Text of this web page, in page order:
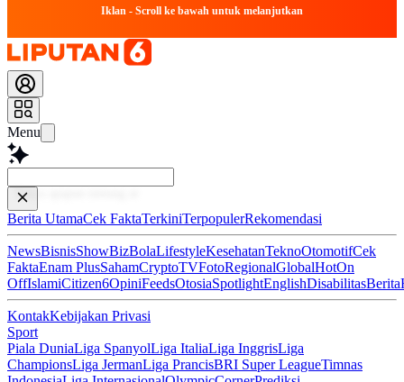
Iklan - Scroll ke bawah untuk melanjutkan
Menu
Baca le
Berita UtamaCek FaktaTerkiniTerpopulerRekomendasi
NewsBisnisShowBizBolaLifestyleKesehatanTeknoOtomotifCek
FaktaEnam PlusSahamCryptoTVFotoRegionalGlobalHotOn
OffIslamiCitizen6OpiniFeedsOtosiaSpotlightEnglishDisabilitasBerita
KontakKebijakan Privasi
Sport
Piala DuniaLiga SpanyolLiga ItaliaLiga InggrisLiga
ChampionsLiga JermanLiga PrancisBRI Super LeagueTimnas